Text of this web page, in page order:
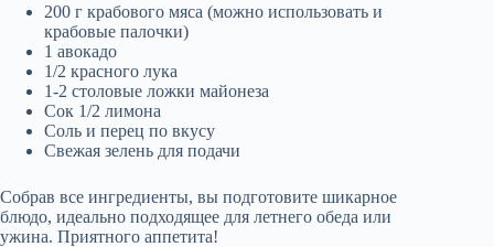
200 г крабового мяса (можно использовать и
крабовые палочки)
1 авокадо
1/2 красного лука
1-2 столовые ложки майонеза
Сок 1/2 лимона
Соль и перец по вкусу
Свежая зелень для подачи
Собрав все ингредиенты, вы подготовите шикарное
блюдо, идеально подходящее для летнего обеда или
ужина. Приятного аппетита!